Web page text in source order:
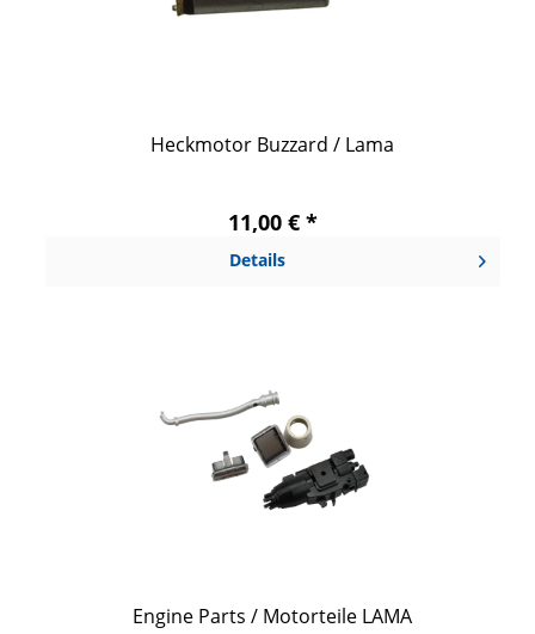
Heckmotor Buzzard / Lama
11,00 € *
Details
Engine Parts / Motorteile LAMA